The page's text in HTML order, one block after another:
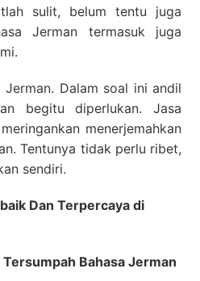
sulit, belum tentu juga
Jerman termasuk juga
Dalam soal ini andil
begitu diperlukan. Jasa
menerjemahkan
Tentunya tidak perlu ribet,
sendiri.
Dan Terpercaya di
Bahasa Jerman